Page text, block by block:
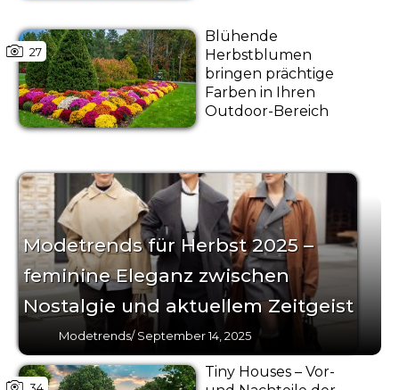
27
Blühende
Herbstblumen
bringen prächtige
Farben in Ihren
Outdoor-Bereich
Modetrends für Herbst 2025 –
feminine Eleganz zwischen
Nostalgie und aktuellem Zeitgeist
Modetrends/September 14, 2025
34
Tiny Houses – Vor-